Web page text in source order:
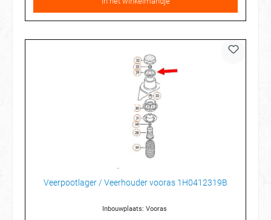
Veerpootlager / Veerhouder vooras 1H0412319B
Inbouwplaats: Vooras